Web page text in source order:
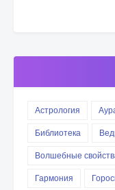
Астрология
Библиотека
Волшебные
Гармония